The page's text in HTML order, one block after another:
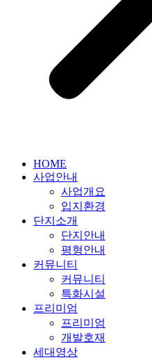
HOME
사업안내
사업개요
입지환경
단지소개
단지안내
평형안내
커뮤니티
커뮤니티
특화시설
프리미엄
프리미엄
개발호재
세대영상